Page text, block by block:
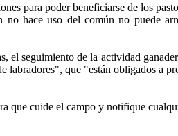
para poder beneficiarse de los
hace uso del común no puede
el seguimiento de la actividad
labradores", que "están obligados a
que cuide el campo y notifique